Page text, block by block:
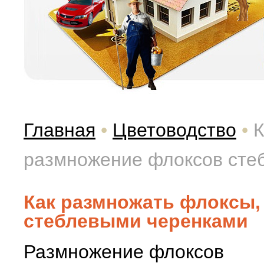
Главная • Цветоводство •
размножение флоксов
Как размножать
стеблевыми черенками
Размножение флоксов